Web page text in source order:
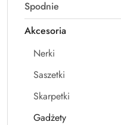
Spodnie
Akcesoria
Nerki
Saszetki
Skarpetki
Gadżety